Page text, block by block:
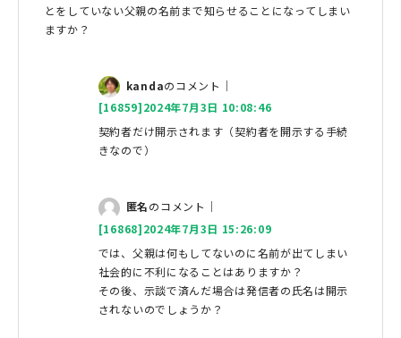
とをしていない父親の名前まで知らせることになってしまい
ますか？
kandaのコメント｜
[16859]2024年7月3日 10:08:46
契約者だけ開示されます（契約者を開示する手続
きなので）
匿名のコメント｜
[16868]2024年7月3日 15:26:09
では、父親は何もしてないのに名前が出てしまい
社会的に不利になることはありますか？
その後、示談で済んだ場合は発信者の氏名は開示
されないのでしょうか？